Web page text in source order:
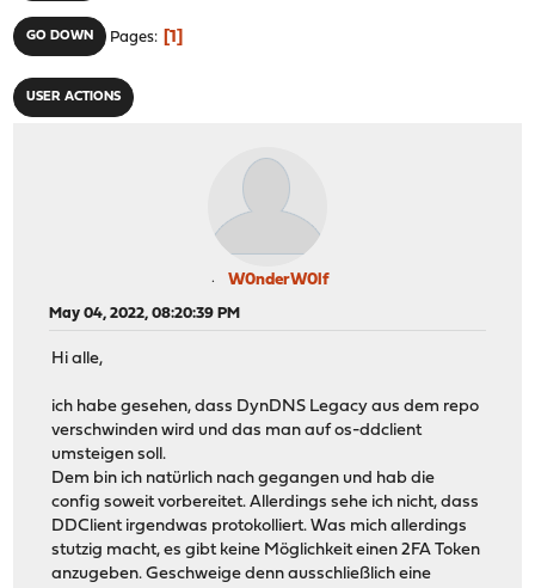
GO DOWN Pages 1
USER ACTIONS
W0nderW0lf
May 04, 2022, 08:20:39 PM
Hi alle,
ich habe gesehen, dass DynDNS Legacy aus dem repo
verschwinden wird und das man auf os-ddclient
umsteigen soll.
Dem bin ich natürlich nach gegangen und hab die
config soweit vorbereitet. Allerdings sehe ich nicht, dass
DDClient irgendwas protokolliert. Was mich allerdings
stutzig macht, es gibt keine Möglichkeit einen 2FA Token
anzugeben. Geschweige denn ausschließlich eine